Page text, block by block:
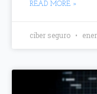
READ MORE »
ciber seguro